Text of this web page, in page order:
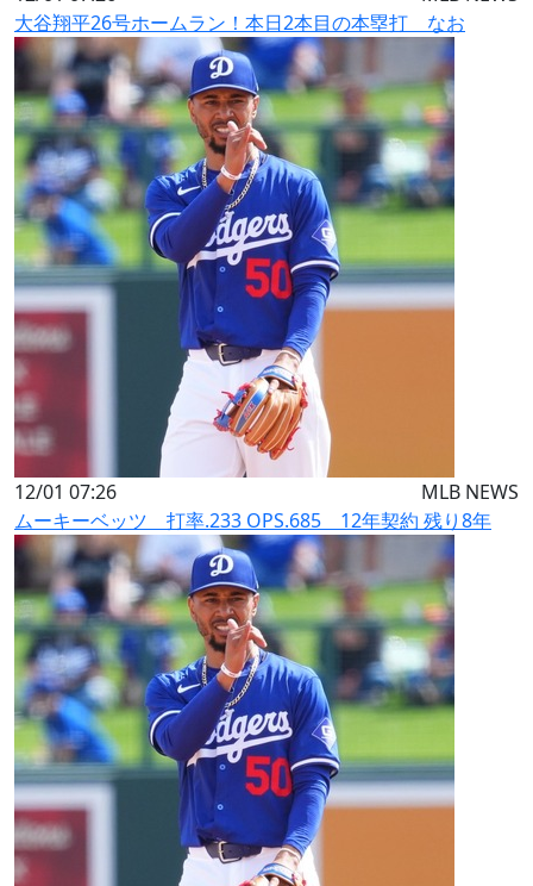
大谷翔平26号ホームラン！本日2本目の本塁打 なお
12/01 07:26
MLB NEWS
ムーキーベッツ 打率.233 OPS.685 12年契約 残り8年